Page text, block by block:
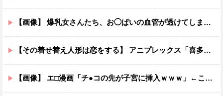
【画像】 爆乳女さんたち、お◯ぱいの血管が透けてしまうｗｗｗwｗｗｗｗｗｗｗｗ❤
【その着せ替え人形は恋をする】 アニプレックス「喜多川海夢 レースクイーンVer.」フィギュア【再販予約開始】
【画像】 エ□漫画「チ●コの先が子宮に挿入ｗｗｗ」←これ有り得るの？ｗｗ